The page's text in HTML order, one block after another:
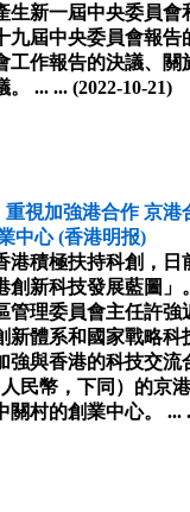
生新一屆中央委員會
九屆中央委員會報告
工作報告的決議、關
。 ... ... (2022-10-21)
視加強港合作 京港
中心 (香港明报)
港積極扶持科創，
創新科技發展藍圖」
管理委員會主任許強
新體系和國家戰略科
強與香港的科技交流
民幣，下同）的京
關村的創業中心。 ...